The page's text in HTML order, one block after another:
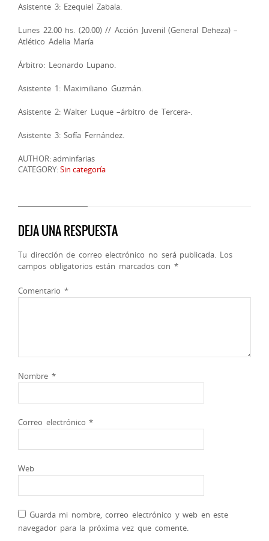
Asistente 3: Ezequiel Zabala.
Lunes 22.00 hs. (20.00) // Acción Juvenil (General Deheza) –
Atlético Adelia María
Árbitro: Leonardo Lupano.
Asistente 1: Maximiliano Guzmán.
Asistente 2: Walter Luque –árbitro de Tercera-.
Asistente 3: Sofía Fernández.
AUTHOR: adminfarias
CATEGORY:Sin categoría
DEJA UNA RESPUESTA
Tu dirección de correo electrónico no será publicada. Los
campos obligatorios están marcados con *
Comentario *
Nombre *
Correo electrónico*
Web
Guarda mi nombre, correo electrónico y web en este
navegador para la próxima vez que comente.